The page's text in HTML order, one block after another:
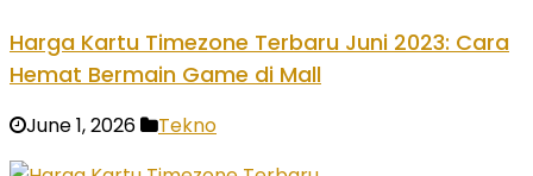
Harga Kartu Timezone Terbaru Juni 2023: Cara
Hemat Bermain Game di Mall
June 1, 2026 Tekno